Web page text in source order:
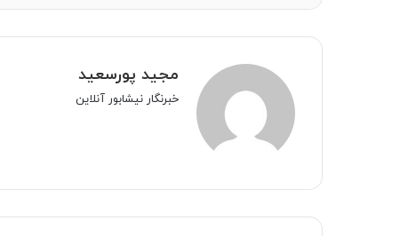
مجید پورسعید
خبرنگار نیشابور آنلاین